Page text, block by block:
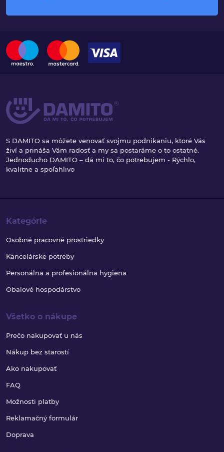
S DAMITO sa môžete venovať svojmu podnikaniu, ktoré Vás
živí a prináša Vám radosť a my sa postaráme o to ostatné.
Jednoducho DAMITO – dá mi to, čo potrebujem - Rýchlo,
kvalitne a spoľahlivo
Kategórie
Osobné pracovné prostriedky
Kancelárske potreby
Personálna a profesionálna hygiena
Obalové hospodárstvo
Všetko o nákupe
Prečo nakupovať u nás
Nákup bez starostí
Ako nakupovať
FAQ
Možnosti platby
Reklamačný formulár
Doprava